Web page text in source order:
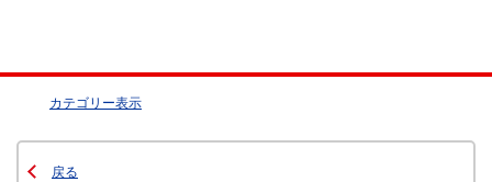
カテゴリー表示
戻る